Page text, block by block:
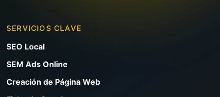
SERVICIOS CLAVE
SEO Local
SEM Ads Online
Creación de Página Web